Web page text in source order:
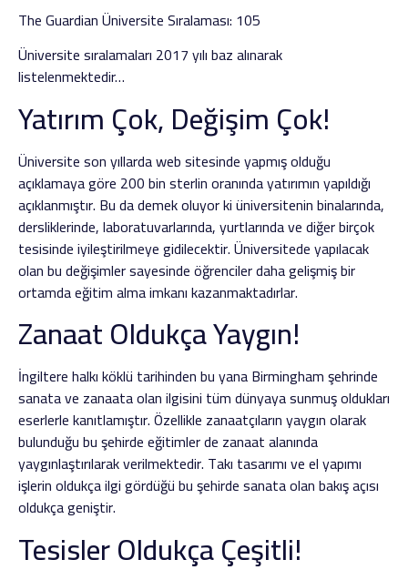
The Guardian Üniversite Sıralaması: 105
Üniversite sıralamaları 2017 yılı baz alınarak
listelenmektedir…
Yatırım Çok, Değişim Çok!
Üniversite son yıllarda web sitesinde yapmış olduğu
açıklamaya göre 200 bin sterlin oranında yatırımın yapıldığı
açıklanmıştır. Bu da demek oluyor ki üniversitenin binalarında,
dersliklerinde, laboratuvarlarında, yurtlarında ve diğer birçok
tesisinde iyileştirilmeye gidilecektir. Üniversitede yapılacak
olan bu değişimler sayesinde öğrenciler daha gelişmiş bir
ortamda eğitim alma imkanı kazanmaktadırlar.
Zanaat Oldukça Yaygın!
İngiltere halkı köklü tarihinden bu yana Birmingham şehrinde
sanata ve zanaata olan ilgisini tüm dünyaya sunmuş oldukları
eserlerle kanıtlamıştır. Özellikle zanaatçıların yaygın olarak
bulunduğu bu şehirde eğitimler de zanaat alanında
yaygınlaştırılarak verilmektedir. Takı tasarımı ve el yapımı
işlerin oldukça ilgi gördüğü bu şehirde sanata olan bakış açısı
oldukça geniştir.
Tesisler Oldukça Çeşitli!